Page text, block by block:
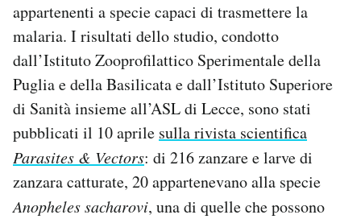
Area Personale
Newsletter
Notifiche mobile
Hai bisogno di aiuto?
Esci
appartenenti a specie capaci di trasmettere la
malaria. I risultati dello studio, condotto
dall’Istituto Zooprofilattico Sperimentale della
Puglia e della Basilicata e dall’Istituto Superiore
di Sanità insieme all’ASL di Lecce, sono stati
pubblicati il 10 aprile sulla rivista scientifica
Parasites & Vectors: di 216 zanzare e larve di
zanzara catturate, 20 appartenevano alla specie
Anopheles sacharovi, una di quelle che possono